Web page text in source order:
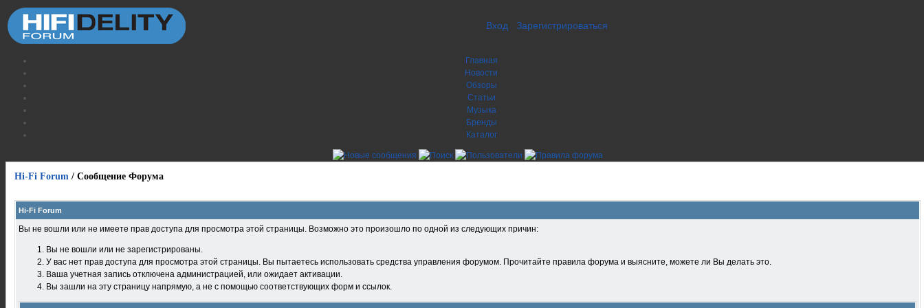
Вход Зарегистрироваться
Главная
Новости
Обзоры
Статьи
Музыка
Бренды
Каталог
Hi-Fi Forum / Сообщение Форума
Hi-Fi Forum
Вы не вошли или не имеете прав доступа для просмотра этой страницы. Возможно это произошло по одной из следующих причин:
Вы не вошли или не зарегистрированы.
У вас нет прав доступа для просмотра этой страницы. Вы пытаетесь использовать средства управления форумом. Прочитайте правила форума и выясните, можете ли Вы делать это.
Ваша учетная запись отключена администрацией, или ожидает активации.
Вы зашли на эту страницу напрямую, а не с помощью соответствующих форм и ссылок.